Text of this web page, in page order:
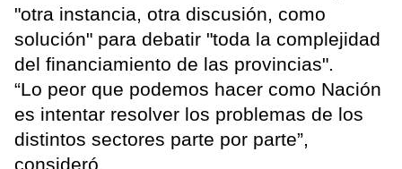
"otra instancia, otra discusión, como
solución" para debatir "toda la complejidad
del financiamiento de las provincias".
“Lo peor que podemos hacer como Nación
es intentar resolver los problemas de los
distintos sectores parte por parte”,
consideró.